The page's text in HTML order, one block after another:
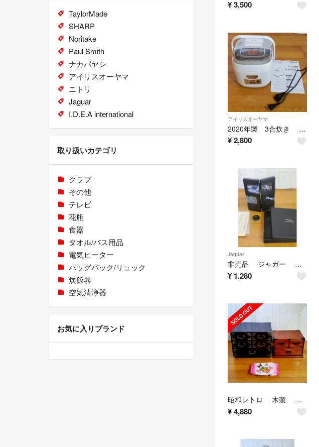
¥3,500
アイリスオーヤマ
2020年製 3合炊き マイコン炊飯器 極厚火釜 一部訳あり！ アイリスオーヤマ IRIS ホワイト
¥2,800
Jaguar
非売品 ジャガー オリジナル フォトスタンド＆ リップバームセット 箱付き ノベルティグッズ
¥ 1,280
昭和レトロ 木製 ミニ箪笥 2点セット 小引き出し 飾り棚 和モダン 小箪笥 和風 インテリア 和箪笥
¥4,880
TaylorMade
SHARP
Noritake
Paul Smith
ナカバヤシ
アイリスオーヤマ
ニトリ
Jaguar
I.D.E.A international
取り扱いカテゴリ
クラブ
その他
テレビ
花瓶
食器
タオル/バス用品
電気ヒーター
バッグパック/リュック
炊飯器
空気清浄器
お気に入りブランド